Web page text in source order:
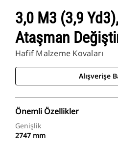
3,0 M3 (3,9
Ataşman
Hafif Malzeme Kovaları
Alışverişe
Önemli Özellikler
Genişlik
2747 mm